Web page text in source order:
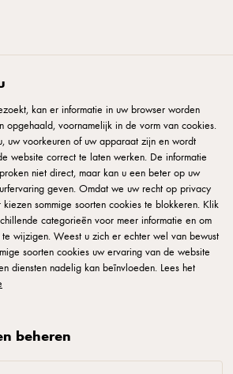
© Arla Foods amba 2025
Stadsplateau 40a, 3521AZ Utrecht, tel:
Gebruiksvoorwaarden
de cookie-pop-up opnieuw
kan er informatie in uw browser worden
opgehaald, voornamelijk in de vorm van cookies.
uw voorkeuren of uw apparaat zijn en wordt
website correct te laten werken. De informatie
niet direct, maar kan u een beter op uw
geven. Omdat we uw recht op privacy
sommige soorten cookies te blokkeren. Klik
categorieën voor meer informatie en om
wijzigen. Weest u zich er echter wel van bewust
soorten cookies uw ervaring van de website
diensten nadelig kan beïnvloeden. Lees het
beheren